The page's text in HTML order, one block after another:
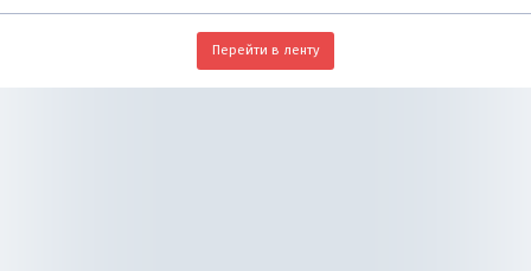
Перейти в ленту